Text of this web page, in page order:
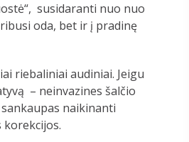
susidaranti nuo nuo
oda, bet ir į pradinę
riebaliniai audiniai. Jeigu
– neinvazines šalčio
naikinanti